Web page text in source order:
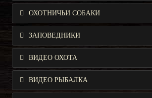
ОХОТНИЧЬИ СОБАКИ
ЗАПОВЕДНИКИ
ВИДЕО ОХОТА
ВИДЕО РЫБАЛКА